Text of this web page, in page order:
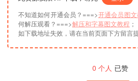
不知道如何开通会员？===>开通会员图
何解压观看？===>解压和字幕图文教程 ；
如下载地址失效，请在当前页面下方留言
0 个人 已赞